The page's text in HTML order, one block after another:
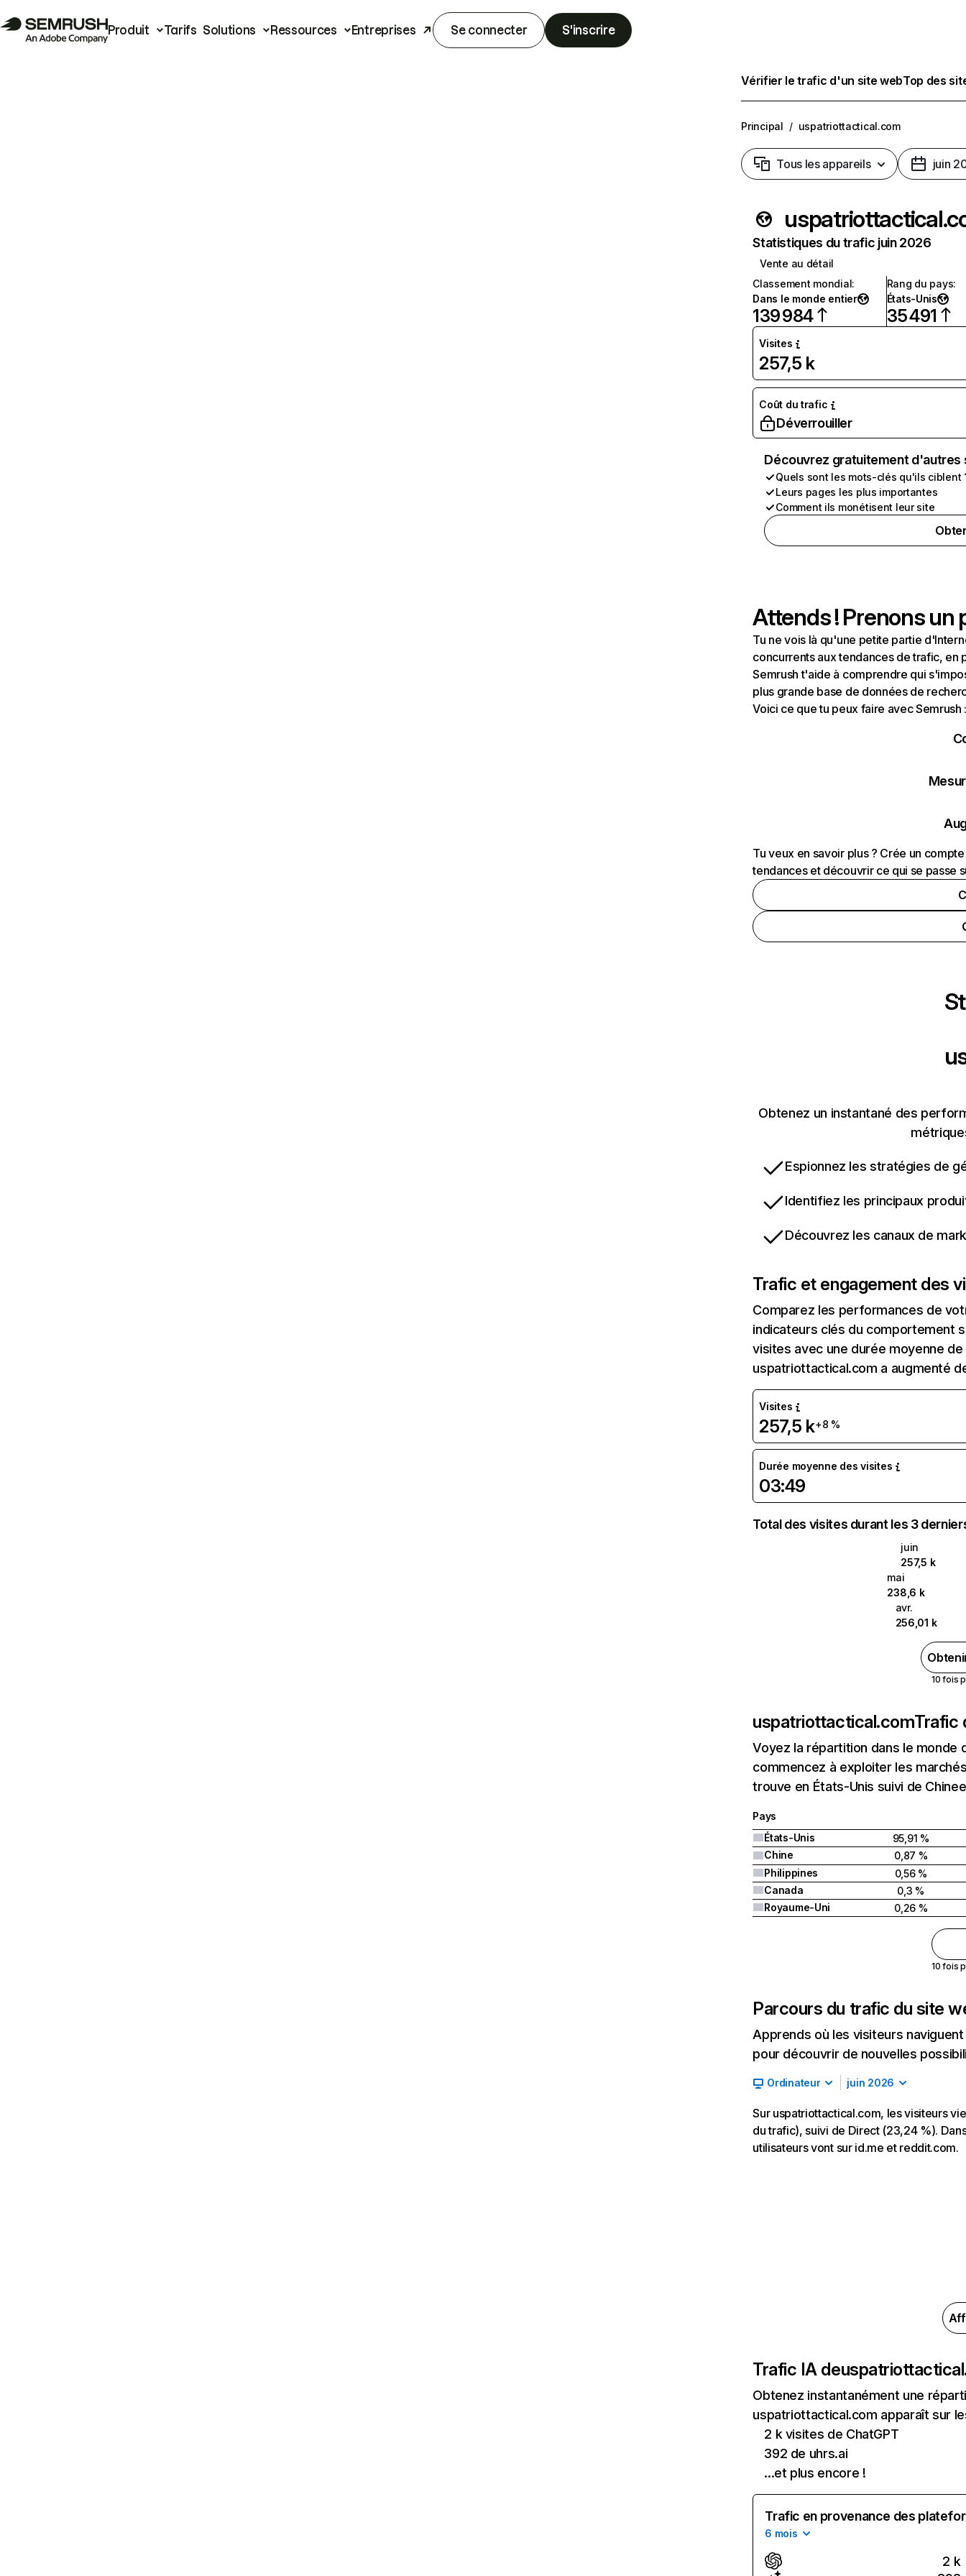
Produit Tarifs Solutions Ressources Entreprises Se connecter S'inscrire
Vérifier le trafic d'un site webTop des
Principal / uspatriottactical.com
Tous les appareils juin
Statistiques du trafic juin 2026
Vente au détail
Classement mondial:
Dans le monde entier
139 984
Rang du pays:
États-Unis
35 491
Visites
257,5 k
Coût du trafic
Déverrouiller
Découvrez gratuitement
Quels sont les mots-clés qu'ils ciblent
Leurs pages les plus importantes
Comment ils monétisent leur site
Attends ! Prenons un
Tu ne vois là qu'une petite partie
concurrents aux tendances de trafic, en
Semrush t'aide à comprendre qui
plus grande base de données de
Voici ce que tu peux faire avec Semrush
Tu veux en savoir plus ? Crée un
tendances et découvrir ce qui se passe
Obtenez un instantané des
Espionnez les stratégies de
Identifiez les principaux
Découvrez les canaux de
Trafic et engagement des
Comparez les performances de
indicateurs clés du comportement
visites avec une durée moyenne
uspatriottactical.com a augmenté
Visites
257,5 k+8 %
Durée moyenne des visites
03:49
Total des visites durant les 3
juin
257,5 k
mai
238,6 k
avr.
256,01 k
10 fois
uspatriottactical.comTrafic
Voyez la répartition dans le
commencez à exploiter les
trouve en États-Unis suivi de
Pays
États-Unis
95,91 %
Chine
0,87 %
Philippines
0,56 %
Canada
0,3 %
Royaume-Uni
0,26 %
10 fois
Parcours du trafic du site
Apprends où les visiteurs
pour découvrir de nouvelles
Ordinateur juin 2026
Sur uspatriottactical.com, les visiteurs
du trafic), suivi de Direct (23,24 %).
utilisateurs vont sur id.me et reddit.com.
Trafic IA de
Obtenez instantanément une
uspatriottactical.com apparaît sur
2 k visites de ChatGPT
392 de uhrs.ai
...et plus encore !
Trafic en provenance des
6 mois
2 k